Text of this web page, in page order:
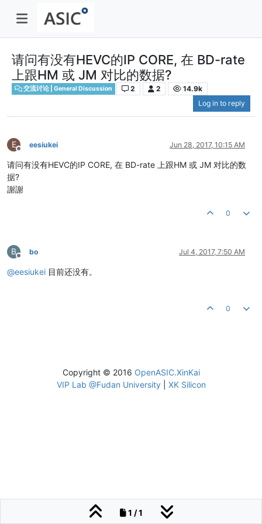
请问有没有HEVC的IP CORE, 在 BD-rate
上跟HM 或 JM 对比的数据?
交流讨论 | General Discussion 2 2
14.9k
Log in to reply
E
Offline
eesiukei Jun 28, 2017, 10:15 AM
请问有没有HEVC的IP CORE, 在 BD-rate 上跟HM 或 JM 对比的数
据?
謝謝
0
B
Offline
bo Jul 4, 2017, 7:50 AM
@eesiukei 目前还没有。
0
1 / 1
Copyright © 2016 OpenASIC.XinKai
VIP Lab @Fudan University| XK Silicon